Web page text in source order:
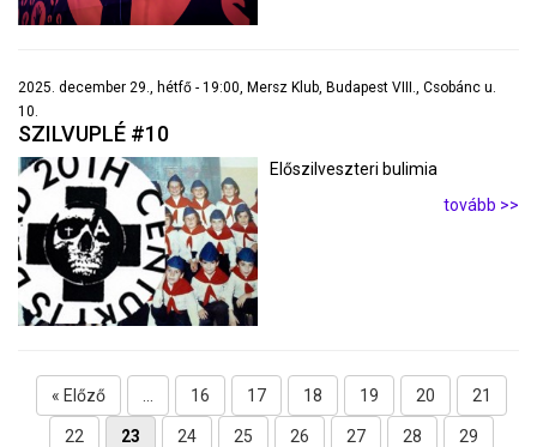
2025. december 29., hétfő - 19:00, Mersz Klub, Budapest VIII., Csobánc u.
10.
SZILVUPLÉ #10
Előszilveszteri bulimia
tovább >>
« Előző 16 17 18 19 20 21
22 23 24 25 26 27 28 29